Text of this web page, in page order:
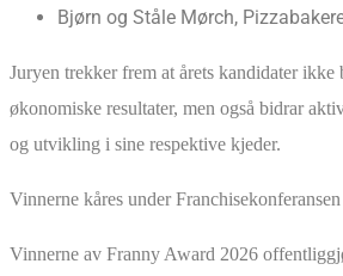
Bjørn og Ståle Mørch,
Juryen trekker frem at årets kandidater ikke
økonomiske resultater, men også bidrar
og utvikling i sine respektive kjeder.
Vinnerne kåres under Franchisekonferansen
Vinnerne av Franny Award 2026